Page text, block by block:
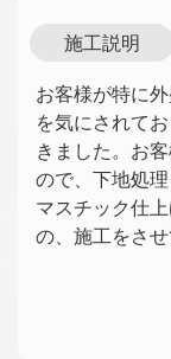
施工説明
お客様が特に
を気にされて
きました。お
ので、下地処
マスチック仕
の、施工をさせ